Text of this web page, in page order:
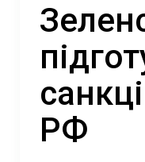
РФ